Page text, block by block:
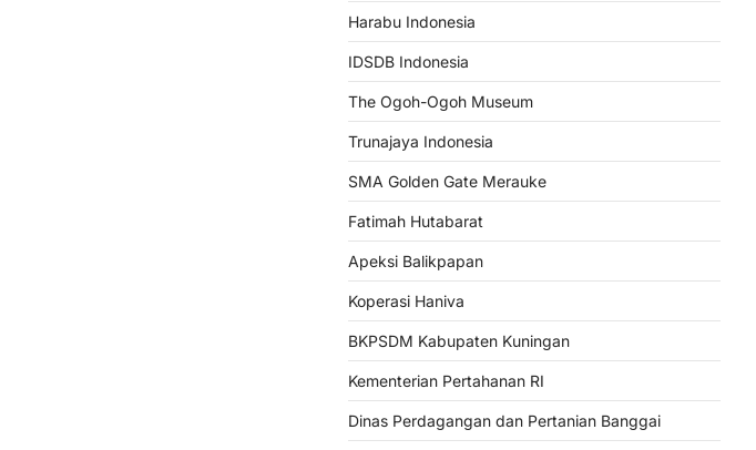
Harabu Indonesia
IDSDB Indonesia
The Ogoh-Ogoh Museum
Trunajaya Indonesia
SMA Golden Gate Merauke
Fatimah Hutabarat
Apeksi Balikpapan
Koperasi Haniva
BKPSDM Kabupaten Kuningan
Kementerian Pertahanan RI
Dinas Perdagangan dan Pertanian Banggai